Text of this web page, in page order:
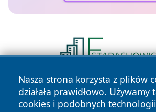
Nasza strona korzysta z plików
działała prawidłowo. Używamy
cookies i podobnych